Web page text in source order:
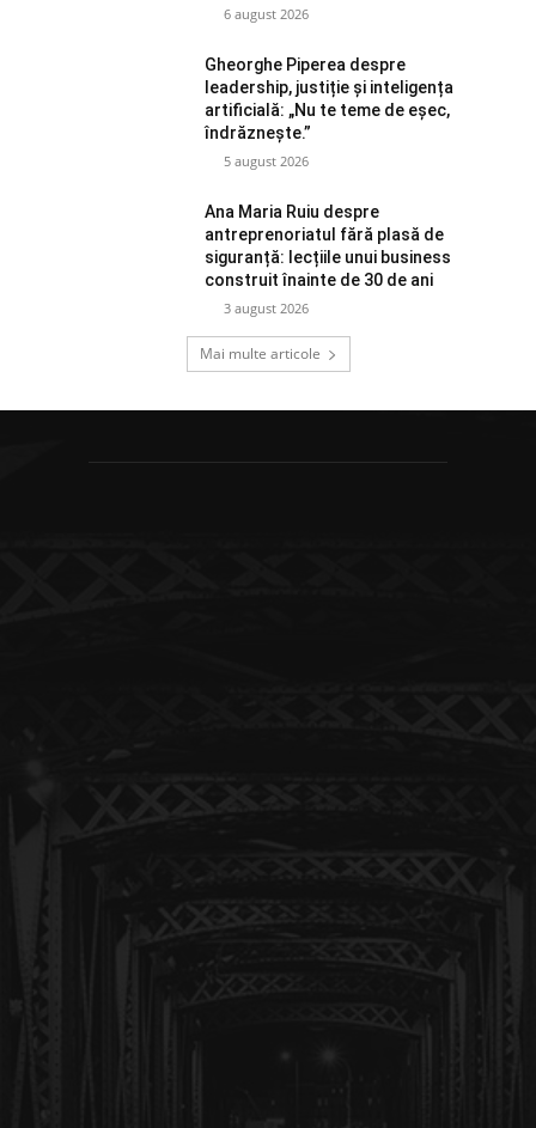
6 august 2026
Gheorghe Piperea despre
leadership, justiție și inteligența
artificială: „Nu te teme de eșec,
îndrăznește.”
5 august 2026
Ana Maria Ruiu despre
antreprenoriatul fără plasă de
siguranță: lecțiile unui business
construit înainte de 30 de ani
3 august 2026
Mai multe articole